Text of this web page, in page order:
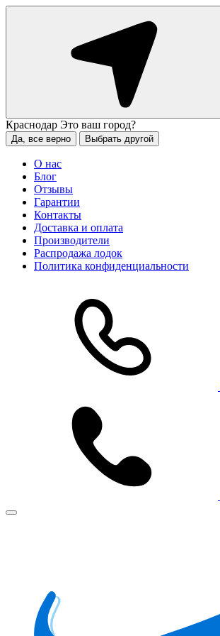
Краснодар Это ваш город?
Да, все верно Выбрать другой
О нас
Блог
Отзывы
Гарантии
Контакты
Доставка и оплата
Производители
Распродажа лодок
Политика конфиденциальности